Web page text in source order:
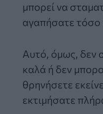
μπορεί να
αγαπήσατε τόσο
Αυτό, όμως, δεν
καλά ή δεν
θρηνήσετε
εκτιμήσατε